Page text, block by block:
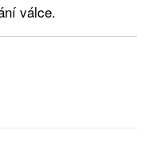
válce.